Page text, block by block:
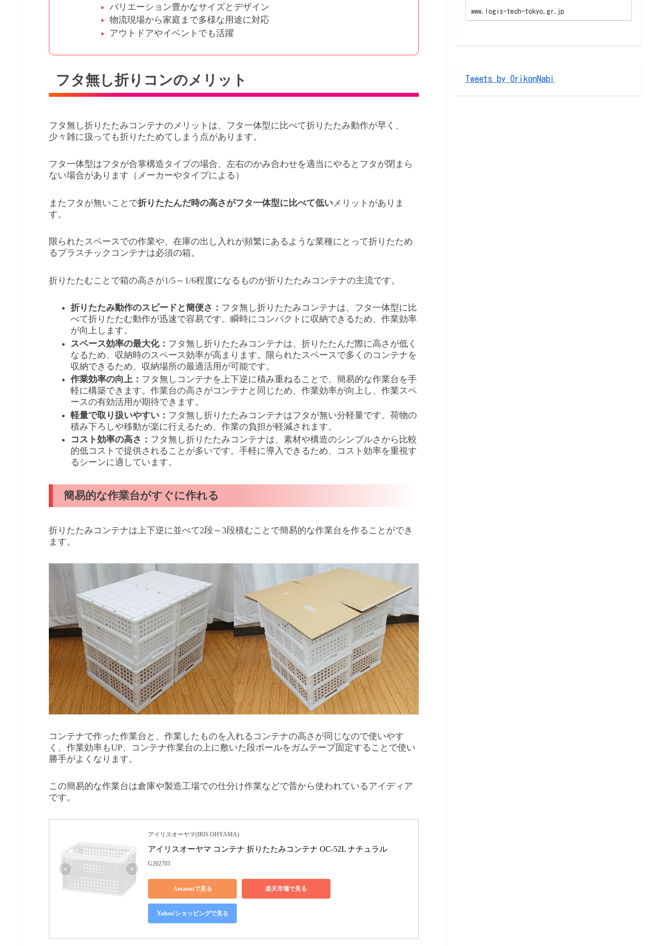
バリエーション豊かなサイズとデザイン
物流現場から家庭まで多様な用途に対応
アウトドアやイベントでも活躍
フタ無し折りコンのメリット
フタ無し折りたたみコンテナのメリットは、フタ一体型に比べて折りたたみ動作が早く、
少々雑に扱っても折りたためてしまう点があります。
フタ一体型はフタが合掌構造タイプの場合、左右のかみ合わせを適当にやるとフタが閉まら
ない場合があります（メーカーやタイプによる）
またフタが無いことで折りたたんだ時の高さがフタ一体型に比べて低い メリットがありま
す。
限られたスペースでの作業や、在庫の出し入れが頻繁にあるような業種にとって折りたため
るプラスチックコンテナは必須の箱。
折りたたむことで箱の高さが1/5～1/6程度になるものが折りたたみコンテナの主流です。
折りたたみ動作のスピードと簡便さ： フタ無し折りたたみコンテナは、フタ一体型に比
べて折りたたむ動作が迅速で容易です。瞬時にコンパクトに収納できるため、作業効率
が向上します。
スペース効率の最大化： フタ無し折りたたみコンテナは、折りたたんだ際に高さが低く
なるため、収納時のスペース効率が高まります。限られたスペースで多くのコンテナを
収納できるため、収納場所の最適活用が可能です。
作業効率の向上： フタ無しコンテナを上下逆に積み重ねることで、簡易的な作業台を手
軽に構築できます。作業台の高さがコンテナと同じため、作業効率が向上し、作業スペ
ースの有効活用が期待できます。
軽量で取り扱いやすい： フタ無し折りたたみコンテナはフタが無い分軽量です。荷物の
積み下ろしや移動が楽に行えるため、作業の負担が軽減されます。
コスト効率の高さ： フタ無し折りたたみコンテナは、素材や構造のシンプルさから比較
的低コストで提供されることが多いです。手軽に導入できるため、コスト効率を重視す
るシーンに適しています。
簡易的な作業台がすぐに作れる
折りたたみコンテナは上下逆に並べて2段～3段積むことで簡易的な作業台を作ることができ
ます。
コンテナで作った作業台と、作業したものを入れるコンテナの高さが同じなので使いやす
く、作業効率もUP、コンテナ作業台の上に敷いた段ボールをガムテープ固定することで使い
勝手がよくなります。
この簡易的な作業台は倉庫や製造工場での仕分け作業などで昔から使われているアイディア
です。
アイリスオーヤマ(IRIS OHYAMA)
アイリスオーヤマ コンテナ 折りたたみコンテナ OC-52L ナチュラル
G202703
Amazonで見る 楽天市場で見る
Yahoo!ショッピングで見る
ル、西1〜4ホールで開催。今回は
www.logis-tech-tokyo.gr.jp
Tweets by OrikonNabi